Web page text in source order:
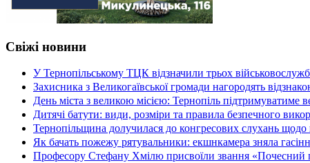
Свіжі новини
У Тернопільському ТЦК відзначили трьох
Захисника з Великогаївської громади нагородять
День міста з великою місією: Тернопіль підтримуватиме
Дитячі батути: види, розміри та правила безпечного
Тернопільщина долучилася до конгресових слухань щодо
Як бачать пожежу рятувальники: екшнкамера зняла
Професору Стефану Хмілю присвоїли звання «Почесний